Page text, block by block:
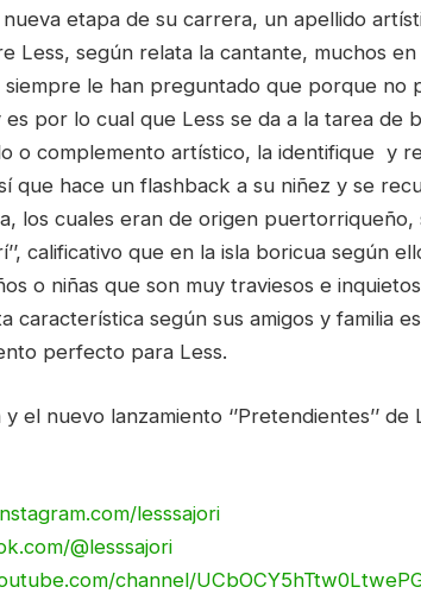
etapa de su carrera, un apellido
Less, según relata la cantante, muchos
siempre le han preguntado que porque no
por lo cual que Less se da a la tarea de
o complemento artístico, la identifique y
que hace un flashback a su niñez y se
los cuales eran de origen
calificativo que en la isla boricua según
o niñas que son muy traviesos e
característica según sus amigos y familia
perfecto para Less.
el nuevo lanzamiento ‘’Pretendientes’’ de
lesssajori
@lesssajori
channel/